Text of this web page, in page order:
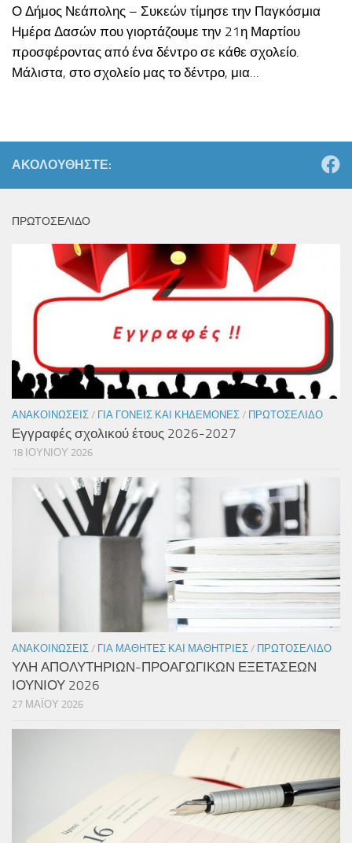
Ο Δήμος Νεάπολης – Συκεών τίμησε την Παγκόσμια
Ημέρα Δασών που γιορτάζουμε την 21η Μαρτίου
προσφέροντας από ένα δέντρο σε κάθε σχολείο.
Μάλιστα, στο σχολείο μας το δέντρο, μια...
ΑΚΟΛΟΥΘΉΣΤΕ:
ΠΡΩΤΟΣΕΛΙΔΟ
ΑΝΑΚΟΙΝΏΣΕΙΣ / ΓΙΑ ΓΟΝΕΊΣ ΚΑΙ ΚΗΔΕΜΌΝΕΣ / ΠΡΩΤΟΣΈΛΙΔΟ
Εγγραφές σχολικού έτους 2026-2027
18 ΙΟΥΝΊΟΥ 2026
ΑΝΑΚΟΙΝΏΣΕΙΣ / ΓΙΑ ΜΑΘΗΤΈΣ ΚΑΙ ΜΑΘΉΤΡΙΕΣ / ΠΡΩΤΟΣΈΛΙΔΟ
ΥΛΗ ΑΠΟΛΥΤΗΡΙΩΝ-ΠΡΟΑΓΩΓΙΚΩΝ ΕΞΕΤΑΣΕΩΝ
ΙΟΥΝΙΟΥ 2026
27 ΜΑΪ́ΟΥ 2026